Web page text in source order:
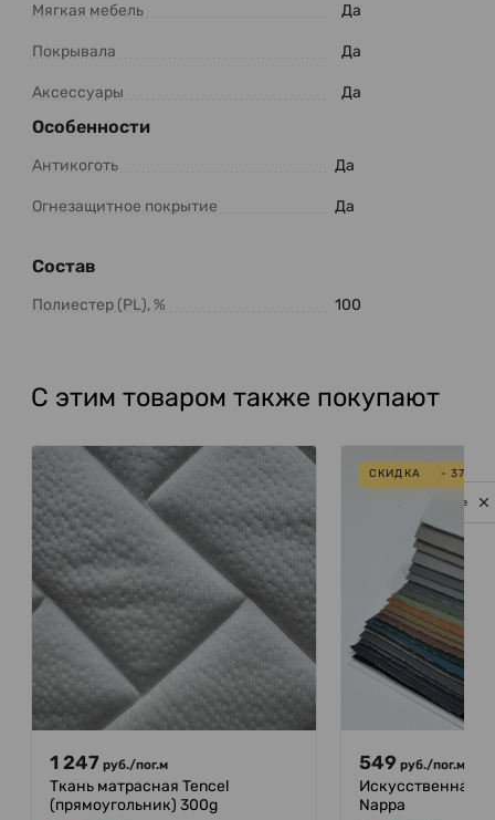
Мягкая мебель Да
Покрывала Да
Аксессуары Да
Особенности
Антикоготь Да
Огнезащитное покрытие Да
Состав
Полиестер (PL), % 100
С этим товаром также покупают
1 247 руб./пог.м
Ткань матрасная Tencel
(прямоугольник) 300g
СКИДКА - 37%
549 руб./пог.м
Искусственная
Nappa
Privacy notice